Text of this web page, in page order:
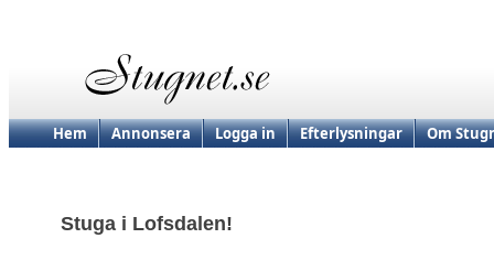
Hem Annonsera Logga in Efterlysningar Om
Stuga i Lofsdalen!